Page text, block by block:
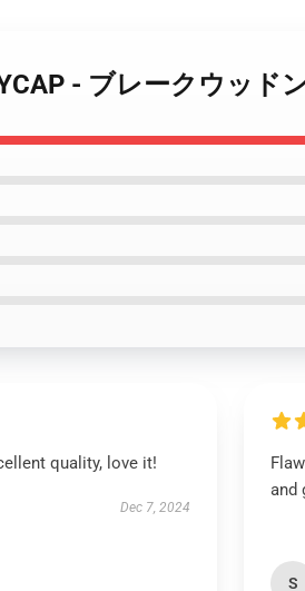
- ブレークウッド
quality, love it!
Dec 7, 2024
and
S